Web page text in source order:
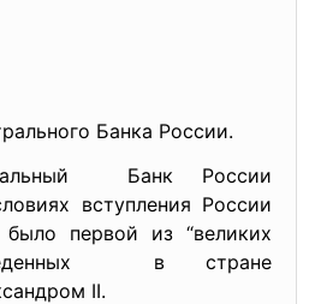
Банка России.
Банк России
вступления России
первой из “великих
в стране
II.